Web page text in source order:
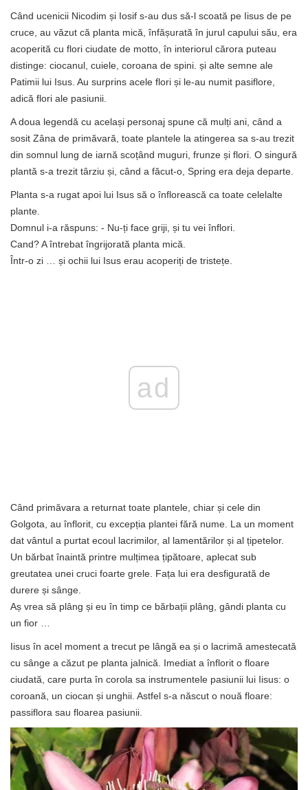
Când ucenicii Nicodim și Iosif s-au dus să-l scoată pe Iisus de pe
cruce, au văzut că planta mică, înfășurată în jurul capului său, era
acoperită cu flori ciudate de motto, în interiorul cărora puteau
distinge: ciocanul, cuiele, coroana de spini. și alte semne ale
Patimii lui Isus. Au surprins acele flori și le-au numit pasiflore,
adică flori ale pasiunii.
A doua legendă cu același personaj spune că mulți ani, când a
sosit Zâna de primăvară, toate plantele la atingerea sa s-au trezit
din somnul lung de iarnă scoțând muguri, frunze și flori. O singură
plantă s-a trezit târziu și, când a făcut-o, Spring era deja departe.
Planta s-a rugat apoi lui Isus să o înflorească ca toate celelalte
plante.
Domnul i-a răspuns: - Nu-ți face griji, și tu vei înflori.
Cand? A întrebat îngrijorată planta mică.
Într-o zi … și ochii lui Isus erau acoperiți de tristețe.
ad
Când primăvara a returnat toate plantele, chiar și cele din
Golgota, au înflorit, cu excepția plantei fără nume. La un moment
dat vântul a purtat ecoul lacrimilor, al lamentărilor și al țipetelor.
Un bărbat înaintă printre mulțimea țipătoare, aplecat sub
greutatea unei cruci foarte grele. Fața lui era desfigurată de
durere și sânge.
Aș vrea să plâng și eu în timp ce bărbații plâng, gândi planta cu
un fior …
Iisus în acel moment a trecut pe lângă ea și o lacrimă amestecată
cu sânge a căzut pe planta jalnică. Imediat a înflorit o floare
ciudată, care purta în corola sa instrumentele pasiunii lui Iisus: o
coroană, un ciocan și unghii. Astfel s-a născut o nouă floare:
passiflora sau floarea pasiunii.